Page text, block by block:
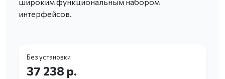
широким функциональным набором
интерфейсов.
Без установки
37 238 р.